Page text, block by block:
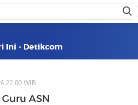
Ini - Detikcom
22:00 WIB
ASN